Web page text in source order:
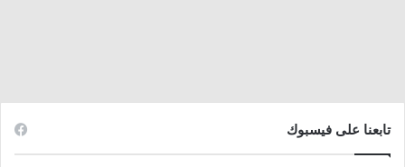
تابعنا على فيسبوك